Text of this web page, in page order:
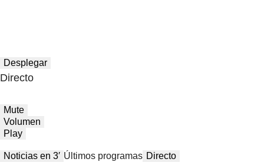
Desplegar
Directo
Mute
Volumen
Play
Noticias en 3′ Últimos programas Directo